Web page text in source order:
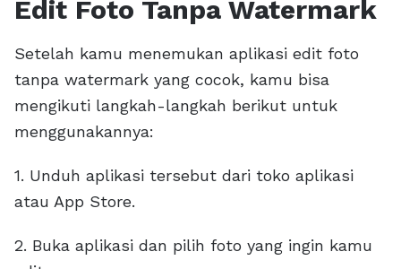
Edit Foto Tanpa Watermark
Setelah kamu menemukan aplikasi edit foto
tanpa watermark yang cocok, kamu bisa
mengikuti langkah-langkah berikut untuk
menggunakannya:
1. Unduh aplikasi tersebut dari toko aplikasi
atau App Store.
2. Buka aplikasi dan pilih foto yang ingin kamu